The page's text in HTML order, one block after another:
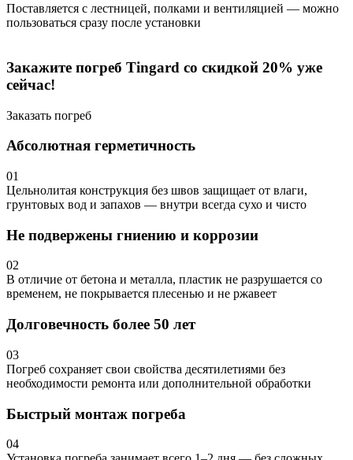
Поставляется с лестницей, полками и вентиляцией — можно
пользоваться сразу после установки
Закажите погреб Tingard со скидкой 20% уже
сейчас!
Заказать погреб
Абсолютная герметичность
01
Цельнолитая конструкция без швов защищает от влаги,
грунтовых вод и запахов — внутри всегда сухо и чисто
Не подвержены гниению и коррозии
02
В отличие от бетона и металла, пластик не разрушается со
временем, не покрывается плесенью и не ржавеет
Долговечность более 50 лет
03
Погреб сохраняет свои свойства десятилетиями без
необходимости ремонта или дополнительной обработки
Быстрый монтаж погреба
04